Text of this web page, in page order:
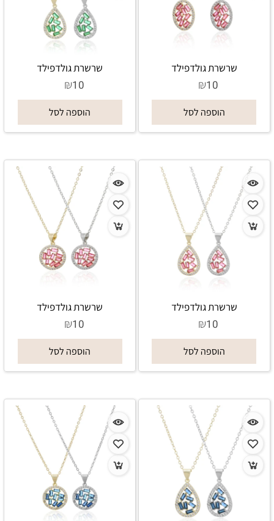
שרשרת גולדפילד
₪10
הוספה לסל
שרשרת גולדפילד
₪10
הוספה לסל
שרשרת גולדפילד
₪10
הוספה לסל
שרשרת גולדפילד
₪10
הוספה לסל